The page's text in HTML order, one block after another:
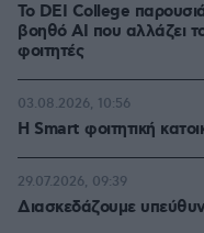
Το DEI College
βοηθό AI που αλλάζει
φοιτητές
Η Smart φοιτητική
03.08.2026, 10:56
Διασκεδάζουμε
29.07.2026, 09:39